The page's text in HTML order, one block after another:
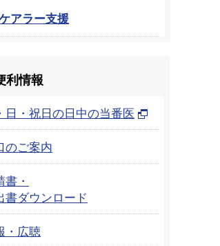
アラー支援
利情報
日・祝日の日中の当番医
のご案内
書・
書ダウンロード
・広聴